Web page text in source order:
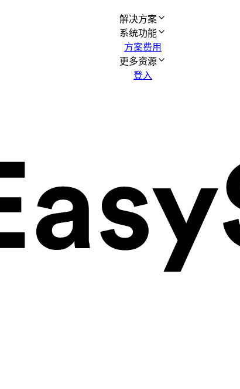
解决方案
系统功能
方案费用
更多资源
登入